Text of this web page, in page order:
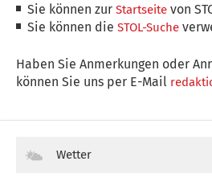
Sie können zurStartseite von
Sie können dieSTOL-Suche
Haben Sie Anmerkungen oder
können Sie uns per E-Mail
Wetter